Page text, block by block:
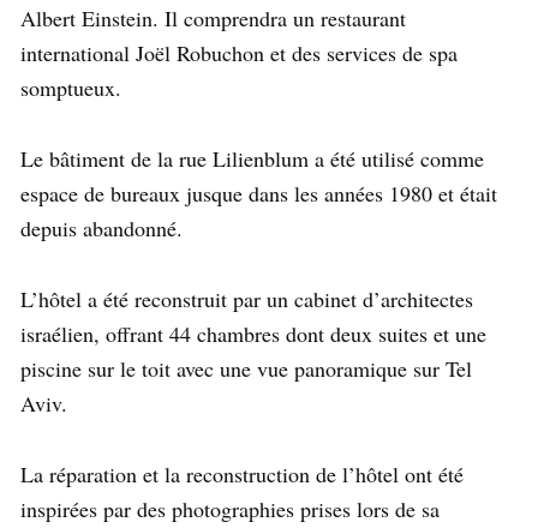
Albert Einstein. Il comprendra un restaurant
international Joël Robuchon et des services de spa
somptueux.
Le bâtiment de la rue Lilienblum a été utilisé comme
espace de bureaux jusque dans les années 1980 et était
depuis abandonné.
L’hôtel a été reconstruit par un cabinet d’architectes
israélien, offrant 44 chambres dont deux suites et une
piscine sur le toit avec une vue panoramique sur Tel
Aviv.
La réparation et la reconstruction de l’hôtel ont été
inspirées par des photographies prises lors de sa